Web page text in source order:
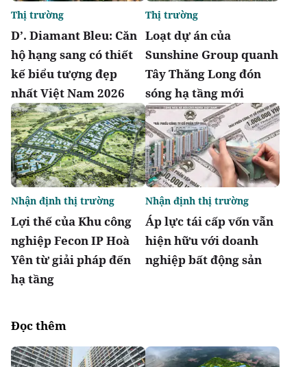
D’. Diamant Bleu: Căn
hộ hạng sang có thiết
kế biểu tượng đẹp
nhất Việt Nam 2026
Thị trường
Loạt dự án của
Sunshine Group quanh
Tây Thăng Long đón
sóng hạ tầng mới
Thị trường
Lợi thế của Khu công
nghiệp Fecon IP Hoà
Yên từ giải pháp đến
hạ tầng
Nhận định thị trường
Áp lực tái cấp vốn vẫn
hiện hữu với doanh
nghiệp bất động sản
Nhận định thị trường
Đọc thêm